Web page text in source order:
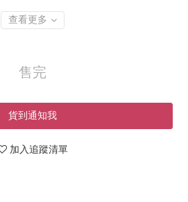
查看更多
售完
貨到通知我
加入追蹤清單